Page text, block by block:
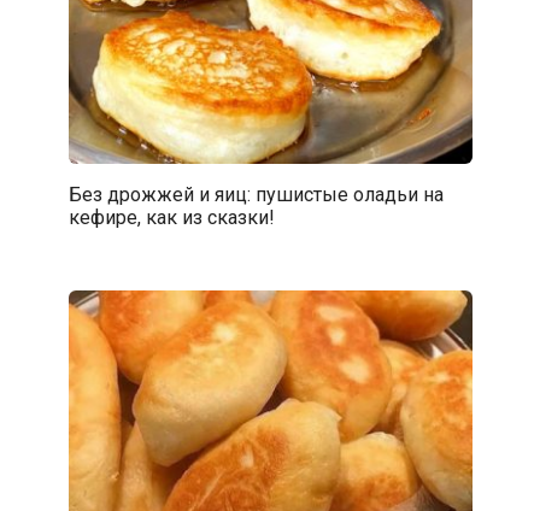
Без дрожжей и яиц: пушистые оладьи на
кефире, как из сказки!